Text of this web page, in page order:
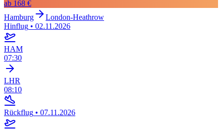
ab 168 €
Hamburg
London-Heathrow
Hinflug • 02.11.2026
HAM
07:30
LHR
08:10
Rückflug • 07.11.2026